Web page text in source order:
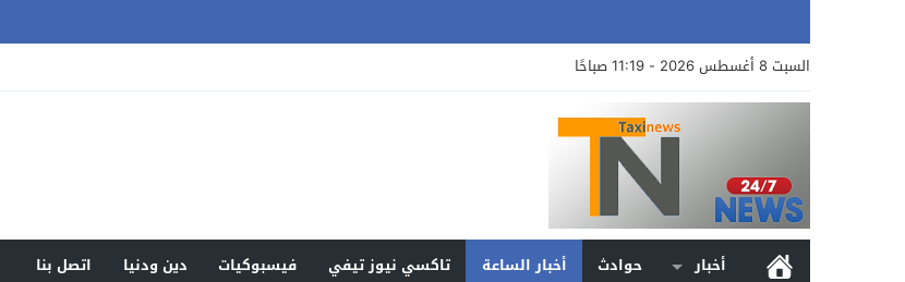
السبت 8 أغسطس 2026 - 11:19 صباحًا
أخبار حوادث أخبار الساعة تاكسي نيوز تيفي فيسبوكيات دين ودنيا
اتصل بنا